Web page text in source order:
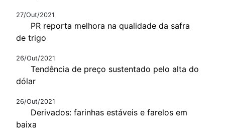
27/Out/2021
PR reporta melhora na qualidade da safra
de trigo
26/Out/2021
Tendência de preço sustentado pelo alta do
dólar
26/Out/2021
Derivados: farinhas estáveis e farelos em
baixa